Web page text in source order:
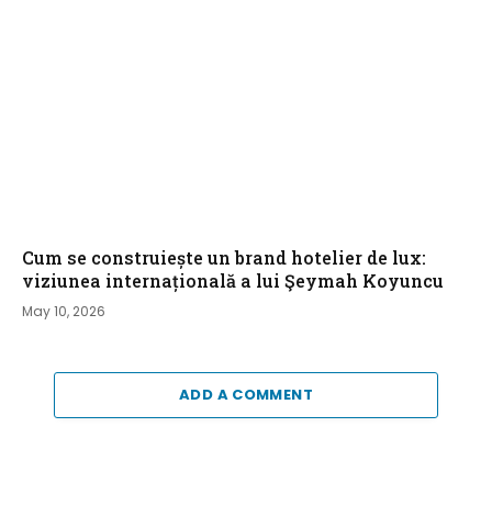
Cum se construiește un brand hotelier de lux:
viziunea internațională a lui Şeymah Koyuncu
May 10, 2026
ADD A COMMENT